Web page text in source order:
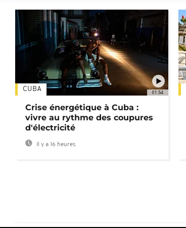
01:54
CUBA
Crise énergétique à Cuba :
vivre au rythme des coupures
d'électricité
Il y a 16 heures